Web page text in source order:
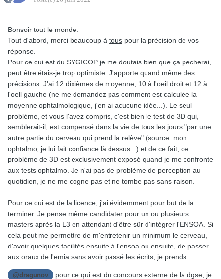
Bonsoir tout le monde.
Tout d'abord, merci beaucoup à tous pour la précision de vos
réponse.
Pour ce qui est du SYGICOP je me doutais bien que ça pecherai,
peut être étais-je trop optimiste. J'apporte quand même des
précisions: J'ai 12 dixièmes de moyenne, 10 à l'oeil droit et 12 à
l'oeil gauche (ne me demandez pas comment est calculée la
moyenne ophtalmologique, j'en ai acucune idée...). Le seul
problème, et vous l'avez compris, c'est bien le test de 3D qui,
semblerait-il, est compensé dans la vie de tous les jours "par une
autre partie du cerveau qui prend la relève" (source: mon
ophtalmo, je lui fait confiance là dessus...) et de ce fait, ce
problème de 3D est exclusivement exposé quand je me confronte
aux tests ophtalmo. Je n'ai pas de problème de perception au
quotidien, je ne me cogne pas et ne tombe pas sans raison.
Pour ce qui est de la licence, j'ai évidemment pour but de la
terminer. Je pense même candidater pour un ou plusieurs
masters après la L3 en attendant d'être sûr d'intégrer l'ENSOA. Si
cela peut me permettre de m'entretenir un minimum le cerveau,
d'avoir quelques facilités ensuite à l'ensoa ou ensuite, de passer
aux oraux de l'emia sans avoir passé les écrits, je prends.
@dragunov
pour ce qui est du concours externe de la dgse, je